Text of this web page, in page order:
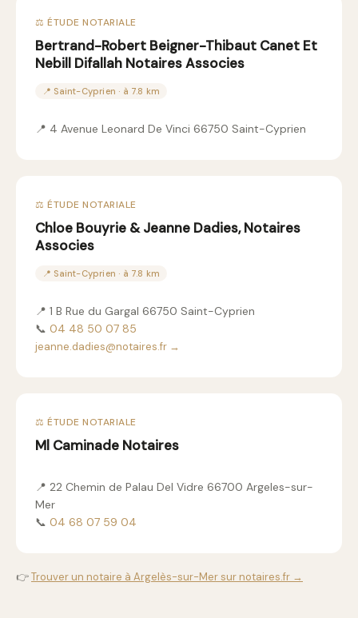
⚖️ ÉTUDE NOTARIALE
Bertrand-Robert Beigner-Thibaut Canet Et
Nebill Difallah Notaires Associes
📍 Saint-Cyprien · à 7.8 km
📍 4 Avenue Leonard De Vinci 66750 Saint-Cyprien
⚖️ ÉTUDE NOTARIALE
Chloe Bouyrie & Jeanne Dadies, Notaires
Associes
📍 Saint-Cyprien · à 7.8 km
📍 1 B Rue du Gargal 66750 Saint-Cyprien
📞 04 48 50 07 85
jeanne.dadies@notaires.fr →
⚖️ ÉTUDE NOTARIALE
Ml Caminade Notaires
📍 22 Chemin de Palau Del Vidre 66700 Argeles-sur-
Mer
📞 04 68 07 59 04
👉Trouver un notaire à Argelès-sur-Mer sur notaires.fr →